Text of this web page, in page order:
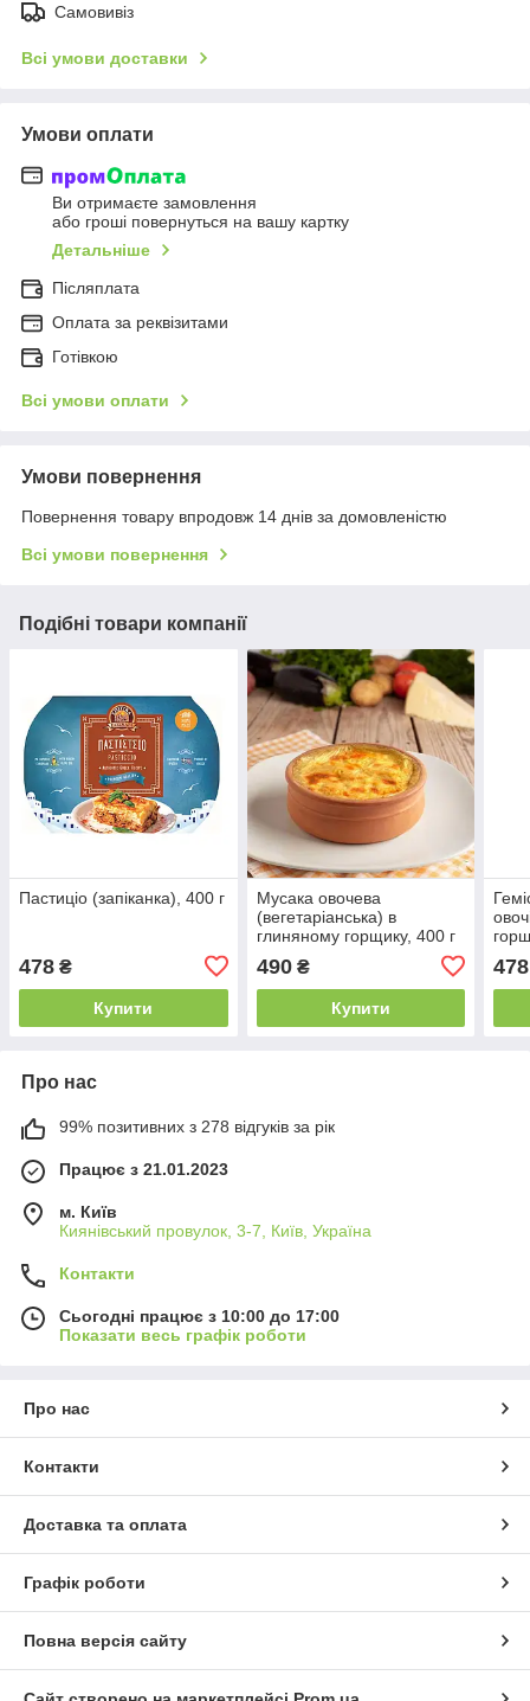
Самовивіз
Всі умови доставки
Умови оплати
Ви отримаєте замовлення
або гроші повернуться на вашу картку
Детальніше
Післяплата
Оплата за реквізитами
Готівкою
Всі умови оплати
Умови повернення
Повернення товару впродовж 14 днів за домовленістю
Всі умови повернення
Подібні товари компанії
Пастиціо (запіканка), 400 г
478 ₴
Купити
Мусака овочева
(вегетаріанська) в
глиняному горщику, 400 г
490₴
Купити
478
Про нас
99% позитивних з 278 відгуків за рік
Працює з 21.01.2023
м. Київ
Киянівський провулок, 3-7, Київ, Україна
Контакти
Сьогодні працює з 10:00 до 17:00
Показати весь графік роботи
Про нас
Контакти
Доставка та оплата
Графік роботи
Повна версія сайту